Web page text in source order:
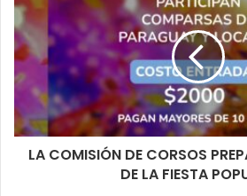
LA COMISIÓN DE CORSOS
DE LA FIESTA